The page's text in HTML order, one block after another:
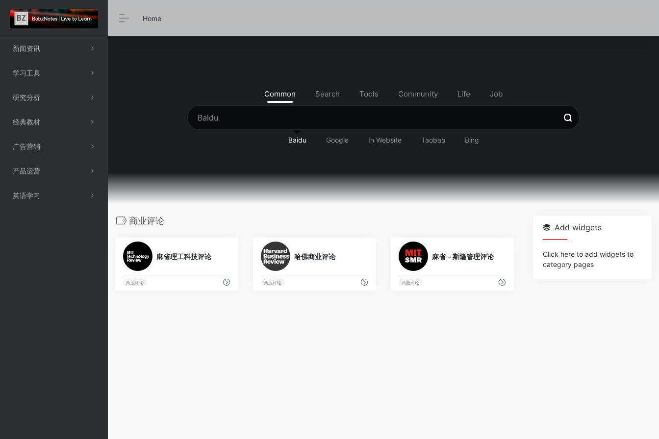
新闻资讯
学习工具
研究分析
经典教材
广告营销
产品运营
英语学习
Home
Common Search Tools Community Life Job
Baidu Google In Website Taobao Bing
商业评论
麻省理工科技评论
商业评论
哈佛商业评论
商业评论
麻省－斯隆管理评论
商业评论
Add widgets
Click here to add widgets to
category pages